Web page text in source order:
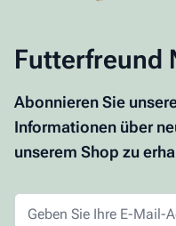
Futterfreund
Abonnieren Sie
Informationen über
unserem Shop zu